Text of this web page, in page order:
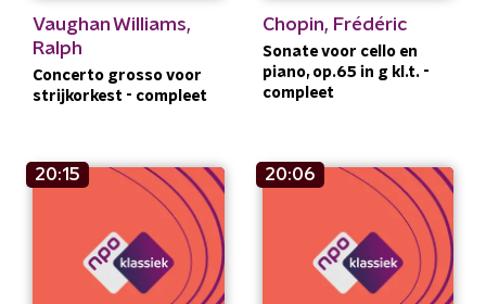
Vaughan Williams,
Ralph
Concerto grosso voor
strijkorkest - compleet
Chopin, Frédéric
Sonate voor cello en
piano, op.65 in g kl.t. -
compleet
20:15 20:06